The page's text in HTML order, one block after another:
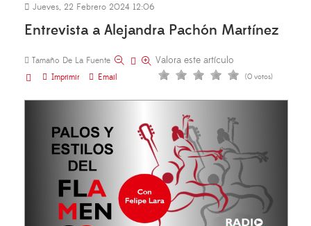
Jueves, 22 Febrero 2024 12:06
Entrevista a Alejandra Pachón Martínez
Tamaño De La Fuente
Imprimir
Email
Valora este artículo
(0 votos)